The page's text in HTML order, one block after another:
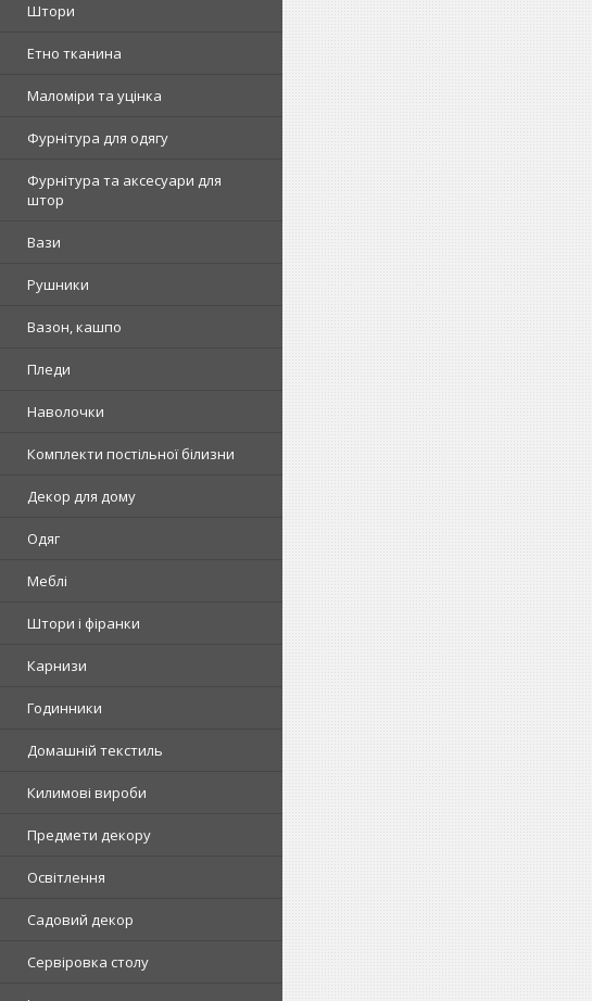
Штори
Етно тканина
Маломіри та уцінка
Фурнітура для одягу
Фурнітура та аксесуари для
штор
Вази
Рушники
Вазон, кашпо
Пледи
Наволочки
Комплекти постільної білизни
Декор для дому
Одяг
Меблі
Штори і фіранки
Карнизи
Годинники
Домашній текстиль
Килимові вироби
Предмети декору
Освітлення
Садовий декор
Сервіровка столу